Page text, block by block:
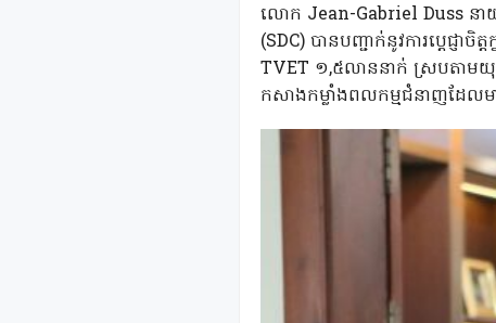
លោក Jean-Gabriel Duss នាយ
(SDC) បានបញ្ជាក់នូវការប្តេជ្ញា
TVET ១,៥លាននាក់ ស្របតាមយុ
កសាងកម្លាំងពលកម្មជំនាញដែល